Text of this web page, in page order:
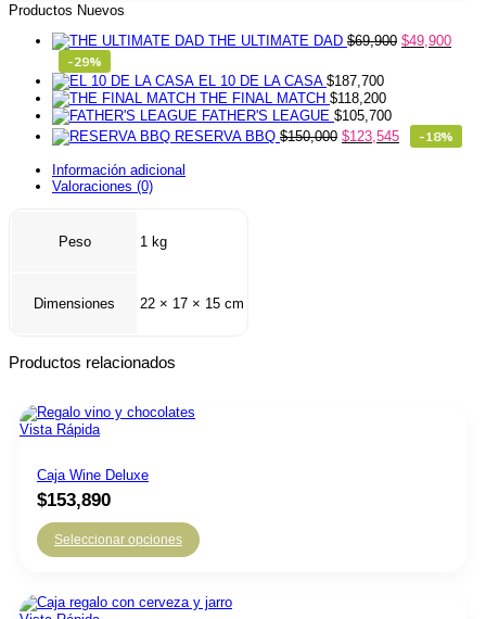
Palo
Astilla
cantidad
Productos Nuevos
THE ULTIMATE DAD $69,900 $49,900
-29%
EL 10 DE LA CASA $187,700
THE FINAL MATCH $118,200
FATHER'S LEAGUE $105,700
RESERVA BBQ $150,000 $123,545 -18%
Información adicional
Valoraciones (0)
Peso 1 kg
Dimensiones 22 × 17 × 15 cm
Productos relacionados
Vista Rápida
Caja Wine Deluxe
$153,890
Seleccionar opciones